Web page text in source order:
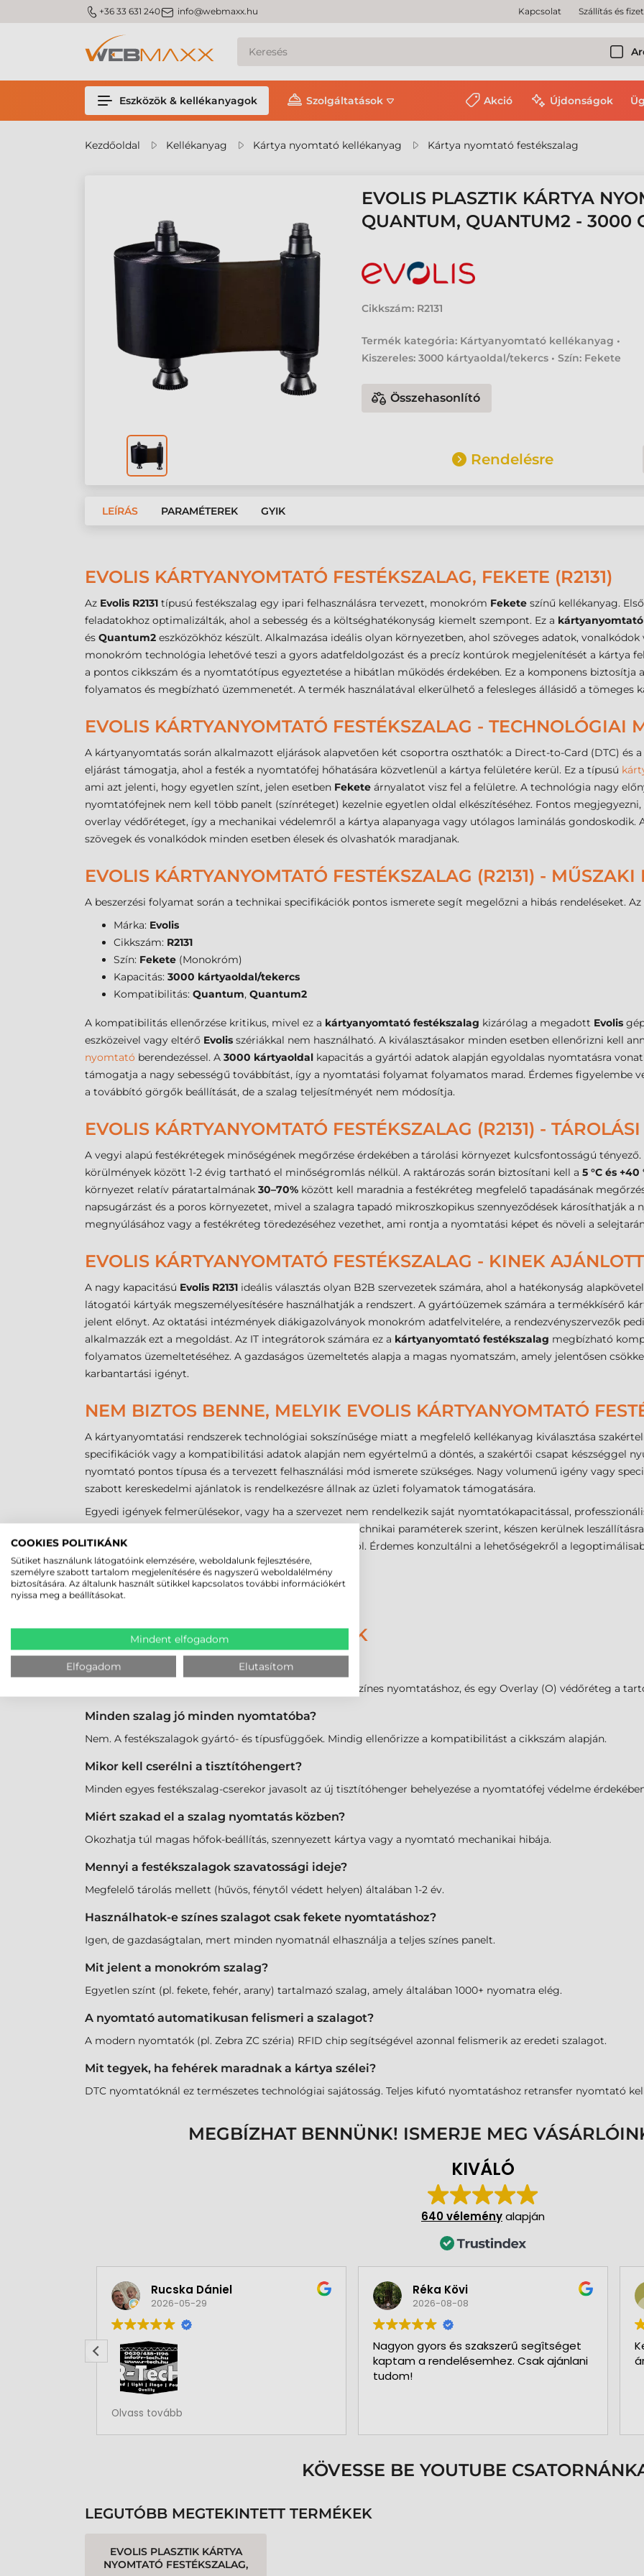
m_phone +36 33 631 240m_email info@webmaxx.hu Kapcsolat Szállítás és
Eszközök & kellékanyagok Szolgáltatások Akció Újdonságok
Kezdőoldal Kellékanyag Kártya nyomtató kellékanyag Kártya nyomtató festékszalag
EVOLIS PLASZTIK KÁRTYA
QUANTUM, QUANTUM2 - 3000
Cikkszám: R2131
Termék kategória: Kártyanyomtató kellékanyag •
Kiszereles: 3000 kártyaoldal/tekercs • Szín: Fekete
Összehasonlító
Rendelésre
LEÍRÁS PARAMÉTEREK GYIK
EVOLIS KÁRTYANYOMTATÓ FESTÉKSZALAG, FEKETE (R2131)
Az Evolis R2131 típusú festékszalag egy ipari felhasználásra tervezett, monokróm Fekete színű kellékanyag.
feladatokhoz optimalizálták, ahol a sebesség és a költséghatékonyság kiemelt szempont. Ez a
és Quantum2 eszközökhöz készült. Alkalmazása ideális olyan környezetben, ahol szöveges adatok,
monokróm technológia lehetővé teszi a gyors adatfeldolgozást és a precíz kontúrok megjelenítését a kártya
a pontos cikkszám és a nyomtatótípus egyeztetése a hibátlan működés érdekében. Ez a komponens biztosítja
folyamatos és megbízható üzemmenetét. A termék használatával elkerülhető a felesleges állásidő a tömeges
EVOLIS KÁRTYANYOMTATÓ FESTÉKSZALAG - TECHNOLÓGIAI
A kártyanyomtatás során alkalmazott eljárások alapvetően két csoportra oszthatók: a Direct-to-Card (DTC) és
eljárást támogatja, ahol a festék a nyomtatófej hőhatására közvetlenül a kártya felületére kerül. Ez a típusú
ami azt jelenti, hogy egyetlen színt, jelen esetben Fekete árnyalatot visz fel a felületre. A technológia nagy
nyomtatófejnek nem kell több panelt (színréteget) kezelnie egyetlen oldal elkészítéséhez. Fontos
overlay védőréteget, így a mechanikai védelemről a kártya alapanyaga vagy utólagos laminálás gondoskodik.
szövegek és vonalkódok minden esetben élesek és olvashatók maradjanak.
EVOLIS KÁRTYANYOMTATÓ FESTÉKSZALAG (R2131) -
A beszerzési folyamat során a technikai specifikációk pontos ismerete segít megelőzni a hibás rendeléseket.
Márka: Evolis
Cikkszám: R2131
Szín: Fekete (Monokróm)
Kapacitás: 3000 kártyaoldal/tekercs
Kompatibilitás: Quantum, Quantum2
A kompatibilitás ellenőrzése kritikus, mivel ez a kártyanyomtató festékszalag kizárólag a megadott Evolis
eszközeivel vagy eltérő Evolis szériákkal nem használható. A kiválasztásakor minden esetben ellenőrizni kell
nyomtató berendezéssel. A 3000 kártyaoldal kapacitás a gyártói adatok alapján egyoldalas nyomtatásra
támogatja a nagy sebességű továbbítást, így a nyomtatási folyamat folyamatos marad. Érdemes figyelembe
a továbbító görgők beállítását, de a szalag teljesítményét nem módosítja.
EVOLIS KÁRTYANYOMTATÓ FESTÉKSZALAG (R2131) - TÁROLÁSI
A vegyi alapú festékrétegek minőségének megőrzése érdekében a tárolási környezet kulcsfontosságú tényező.
körülmények között 1-2 évig tartható el minőségromlás nélkül. A raktározás során biztosítani kell a 5 °C és +40
környezet relatív páratartalmának 30–70% között kell maradnia a festékréteg megfelelő tapadásának
napsugárzást és a poros környezetet, mivel a szalagra tapadó mikroszkopikus szennyeződések károsíthatják
megnyúlásához vagy a festékréteg töredezéséhez vezethet, ami rontja a nyomtatási képet és növeli a
EVOLIS KÁRTYANYOMTATÓ FESTÉKSZALAG - KINEK
A nagy kapacitású Evolis R2131 ideális választás olyan B2B szervezetek számára, ahol a hatékonyság
látogatói kártyák megszemélyesítésére használhatják a rendszert. A gyártóüzemek számára a termékkísérő
jelent előnyt. Az oktatási intézmények diákigazolványok monokróm adatfelvitelére, a rendezvényszervezők
alkalmazzák ezt a megoldást. Az IT integrátorok számára ez a kártyanyomtató festékszalag megbízható
folyamatos üzemeltetéséhez. A gazdaságos üzemeltetés alapja a magas nyomatszám, amely jelentősen
karbantartási igényt.
NEM BIZTOS BENNE, MELYIK EVOLIS KÁRTYANYOMTATÓ
A kártyanyomtatási rendszerek technológiai sokszínűsége miatt a megfelelő kellékanyag kiválasztása
specifikációk vagy a kompatibilitási adatok alapján nem egyértelmű a döntés, a szakértői csapat készséggel
nyomtató pontos típusa és a tervezett felhasználási mód ismerete szükséges. Nagy volumenű igény vagy
szabott kereskedelmi ajánlatok is rendelkezésre állnak az üzleti folyamatok támogatására.
Egyedi igények felmerülésekor, vagy ha a szervezet nem rendelkezik saját nyomtatókapacitással,
igénybe vehető. Ebben az esetben a kártyák a kívánt technikai paraméterek szerint, készen kerülnek
üzemeltetés és a kellékanyag-gazdálkodás feladatai alól. Érdemes konzultálni a lehetőségekről a
megtalálása érdekében.
GYAKRAN ISMÉTELT KÉRDÉSEK
Mit jelent az YMCKO rövidítés?
Sárga (Y), Magenta (M), Cián (C), Fekete (K) panelek a színes nyomtatáshoz, és egy Overlay (O) védőréteg a
Minden szalag jó minden nyomtatóba?
Nem. A festékszalagok gyártó- és típusfüggőek. Mindig ellenőrizze a kompatibilitást a cikkszám alapján.
Mikor kell cserélni a tisztítóhengert?
Minden egyes festékszalag-cserekor javasolt az új tisztítóhenger behelyezése a nyomtatófej védelme
Miért szakad el a szalag nyomtatás közben?
Okozhatja túl magas hőfok-beállítás, szennyezett kártya vagy a nyomtató mechanikai hibája.
Mennyi a festékszalagok szavatossági ideje?
Megfelelő tárolás mellett (hűvös, fénytől védett helyen) általában 1-2 év.
Használhatok-e színes szalagot csak fekete nyomtatáshoz?
Igen, de gazdaságtalan, mert minden nyomatnál elhasználja a teljes színes panelt.
Mit jelent a monokróm szalag?
Egyetlen színt (pl. fekete, fehér, arany) tartalmazó szalag, amely általában 1000+ nyomatra elég.
A nyomtató automatikusan felismeri a szalagot?
A modern nyomtatók (pl. Zebra ZC széria) RFID chip segítségével azonnal felismerik az eredeti szalagot.
Mit tegyek, ha fehérek maradnak a kártya szélei?
DTC nyomtatóknál ez természetes technológiai sajátosság. Teljes kifutó nyomtatáshoz retransfer nyomtató
MEGBÍZHAT BENNÜNK! ISMERJE MEG
KIVÁLÓ
640 véleményalapján
Rucska Dániel
2026-05-29
Rendben volt a rendelésem
Olvass tovább
Réka Kövi
2026-08-08
Nagyon gyors és szakszerű segîtséget
kaptam a rendelésemhez. Csak ajánlani
tudom!
KÖVESSE BE YOUTUBE
LEGUTÓBB MEGTEKINTETT TERMÉKEK
EVOLIS PLASZTIK KÁRTYA
NYOMTATÓ FESTÉKSZALAG,
COOKIES POLITIKÁNK
Sütiket használunk látogatóink elemzésére, weboldalunk fejlesztésére,
személyre szabott tartalom megjelenítésére és nagyszerű weboldalélmény
biztosítására. Az általunk használt sütikkel kapcsolatos további információkért
nyissa meg a beállításokat.
Mindent elfogadom
Elfogadom Elutasítom